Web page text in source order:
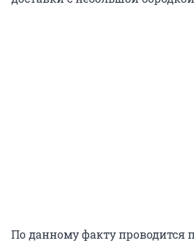
По данному факту проводится